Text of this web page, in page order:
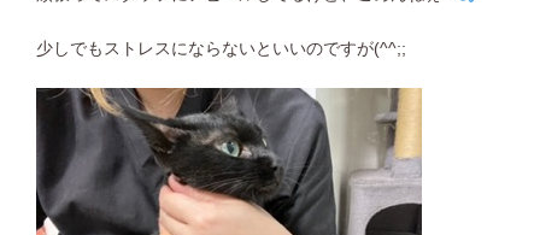
少しでもストレスにならないといいのですが(^^;;